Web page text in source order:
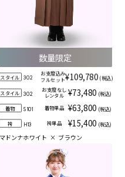
数量限定
スタイル 302
お支度込み
フルセット¥109,780 (税込)
スタイル 302
お支度なし
レンタル ¥73,480 (税込)
着物 S101 着物単品 ¥63,800 (税込)
袴 H13 袴単品 ¥15,400 (税込)
マドンナホワイト × ブラウン